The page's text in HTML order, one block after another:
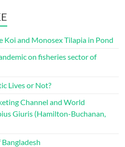
Koi and Monosex Tilapia in Pond
on fisheries sector of
Lives or Not?
Channel and World
Giuris (Hamilton-Buchanan,
Bangladesh